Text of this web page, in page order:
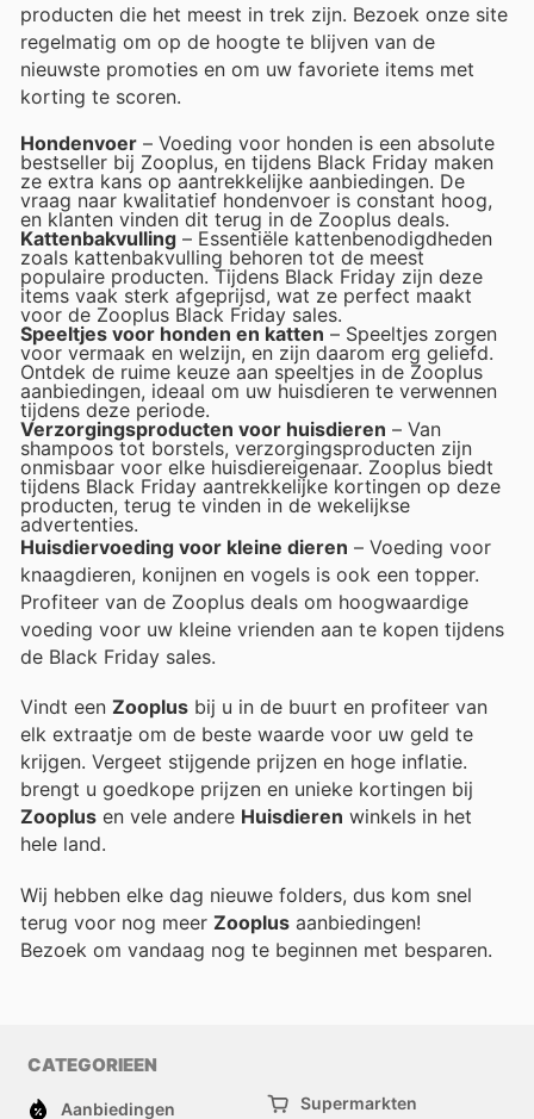
producten die het meest in trek zijn. Bezoek onze site
regelmatig om op de hoogte te blijven van de
nieuwste promoties en om uw favoriete items met
korting te scoren.
Hondenvoer – Voeding voor honden is een absolute
bestseller bij Zooplus, en tijdens Black Friday maken
ze extra kans op aantrekkelijke aanbiedingen. De
vraag naar kwalitatief hondenvoer is constant hoog,
en klanten vinden dit terug in de Zooplus deals.
Kattenbakvulling – Essentiële kattenbenodigdheden
zoals kattenbakvulling behoren tot de meest
populaire producten. Tijdens Black Friday zijn deze
items vaak sterk afgeprijsd, wat ze perfect maakt
voor de Zooplus Black Friday sales.
Speeltjes voor honden en katten – Speeltjes zorgen
voor vermaak en welzijn, en zijn daarom erg geliefd.
Ontdek de ruime keuze aan speeltjes in de Zooplus
aanbiedingen, ideaal om uw huisdieren te verwennen
tijdens deze periode.
Verzorgingsproducten voor huisdieren – Van
shampoos tot borstels, verzorgingsproducten zijn
onmisbaar voor elke huisdiereigenaar. Zooplus biedt
tijdens Black Friday aantrekkelijke kortingen op deze
producten, terug te vinden in de wekelijkse
advertenties.
Huisdiervoeding voor kleine dieren – Voeding voor
knaagdieren, konijnen en vogels is ook een topper.
Profiteer van de Zooplus deals om hoogwaardige
voeding voor uw kleine vrienden aan te kopen tijdens
de Black Friday sales.
Vindt een Zooplus bij u in de buurt en profiteer van
elk extraatje om de beste waarde voor uw geld te
krijgen. Vergeet stijgende prijzen en hoge inflatie.
brengt u goedkope prijzen en unieke kortingen bij
Zooplus en vele andere Huisdieren winkels in het
hele land.
Wij hebben elke dag nieuwe folders, dus kom snel
terug voor nog meer Zooplus aanbiedingen!
Bezoek om vandaag nog te beginnen met besparen.
CATEGORIEEN
Aanbiedingen Supermarkten